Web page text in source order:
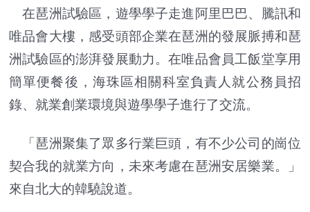
在琶洲試驗區，遊學學子走進阿里巴巴、騰訊和
唯品會大樓，感受頭部企業在琶洲的發展脈搏和琶
洲試驗區的澎湃發展動力。在唯品會員工飯堂享用
簡單便餐後，海珠區相關科室負責人就公務員招
錄、就業創業環境與遊學學子進行了交流。
「琶洲聚集了眾多行業巨頭，有不少公司的崗位
契合我的就業方向，未來考慮在琶洲安居樂業。」
來自北大的韓驍說道。